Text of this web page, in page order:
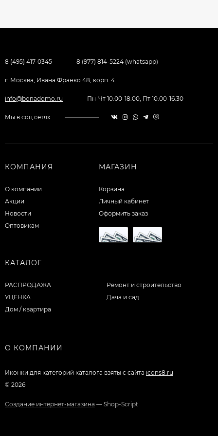
8 (495) 417-0345 8 (977) 814-5224 (whatsapp)
г. Москва, Ивана Франко 48, корп. 4
info@bonadomo.ru Пн-Чт 10:00-18:00, Пт 10.00-16.30
Мы в соц.сетях
КОМПАНИЯ
О компании
Акции
Новости
Оптовикам
МАГАЗИН
Корзина
Личный кабинет
Оформить заказ
КАТАЛОГ
РАСПРОДАЖА
УЦЕНКА
Дом / квартира
Ремонт и строительство
Дача и сад
О КОМПАНИИ
Иконки для категорий каталога взяты с сайта icons8.ru
© 2026
Создание интернет-магазина — Shop-Script